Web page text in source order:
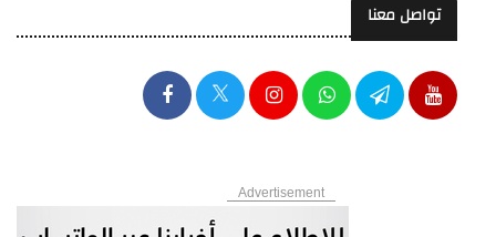
تواصل معنا
Advertisement